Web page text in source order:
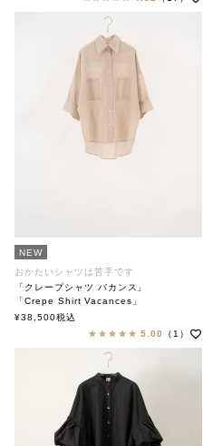
NEW
おかたいシャツは苦手です
「クレープシャツ バカンス」
「Crepe Shirt Vacances」
soutiencollar（ステンカラー）
¥38,500税込
5.00
（1）